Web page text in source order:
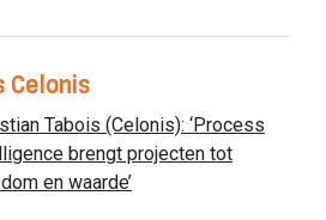
Celonis
Tabois (Celonis): ‘Process
brengt projecten tot
en waarde’